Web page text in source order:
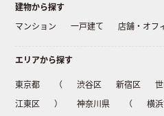
建物から探す
マンション
一戸建て 店舗・オフ
エリアから探す
東京都 （ 渋谷区 新宿区
江東区
） 神奈川県 （ 横